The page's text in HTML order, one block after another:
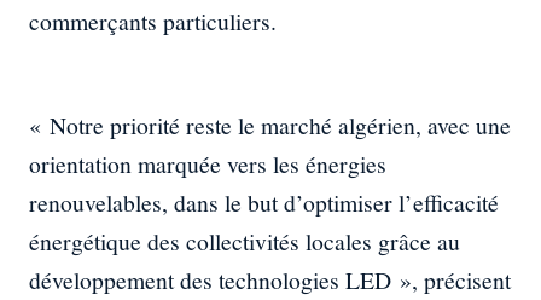
commerçants particuliers.
« Notre priorité reste le marché algérien, avec une
orientation marquée vers les énergies
renouvelables, dans le but d’optimiser l’efficacité
énergétique des collectivités locales grâce au
développement des technologies LED », précisent